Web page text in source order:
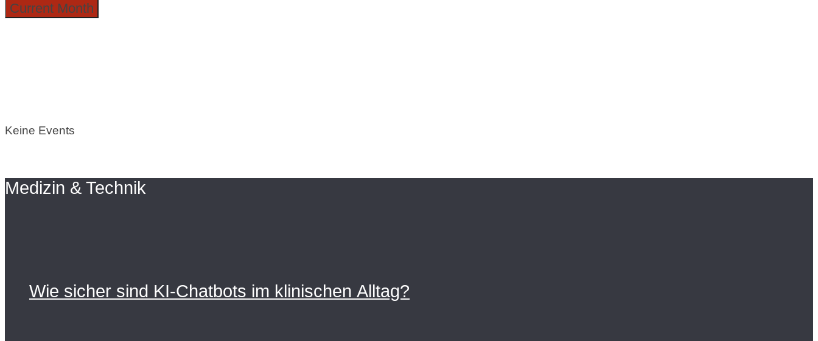
Current Month
Keine Events
Medizin & Technik
Wie sicher sind KI-Chatbots im klinischen Alltag?